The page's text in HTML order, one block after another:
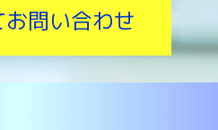
問い合わせ